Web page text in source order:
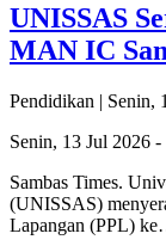
‎UNISSAS
MAN IC
Pendidikan | Senin,
Senin, 13 Jul 2026
Sambas Times.
(UNISSAS)
Lapangan (PPL)